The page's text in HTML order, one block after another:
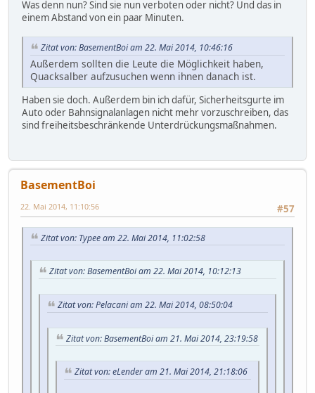
Was denn nun? Sind sie nun verboten oder nicht? Und das in
einem Abstand von ein paar Minuten.
Zitat von: BasementBoi am 22. Mai 2014, 10:46:16
Außerdem sollten die Leute die Möglichkeit haben,
Quacksalber aufzusuchen wenn ihnen danach ist.
Haben sie doch. Außerdem bin ich dafür, Sicherheitsgurte im
Auto oder Bahnsignalanlagen nicht mehr vorzuschreiben, das
sind freiheitsbeschränkende Unterdrückungsmaßnahmen.
BasementBoi
#57
22. Mai 2014, 11:10:56
Zitat von: Typee am 22. Mai 2014, 11:02:58
Zitat von: BasementBoi am 22. Mai 2014, 10:12:13
Zitat von: Pelacani am 22. Mai 2014, 08:50:04
Zitat von: BasementBoi am 21. Mai 2014, 23:19:58
Zitat von: eLender am 21. Mai 2014, 21:18:06